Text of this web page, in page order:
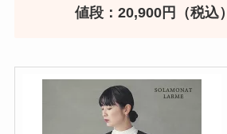
値段：20,900円（税込）